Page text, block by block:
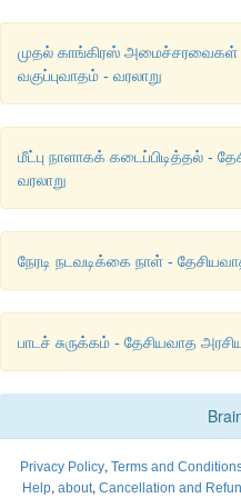
கீழ்ப்படிந்தவர்களாகவும்
அவர்கள் வெளிப்படையாகவே
ஒரு தேசமாக உள்ளோம் என
இயக்கத்திலோ இணைவதைக்
1938இல் தான் காங்கிரஸ்
இருப்பவர்கள் காங்கிரசில்
முதல் காங்கிரஸ் அமைச்சரவைகள்
வகுப்புவாதம் - வரலாறு
மீட்பு நாளாகக் கடைப்பிடித்தல் -
வரலாறு
நேரடி நடவடிக்கை நாள் -
பாடச் சுருக்கம் - தேசியவாத
Privacy Policy, Terms and
Help, about, Cancellation and